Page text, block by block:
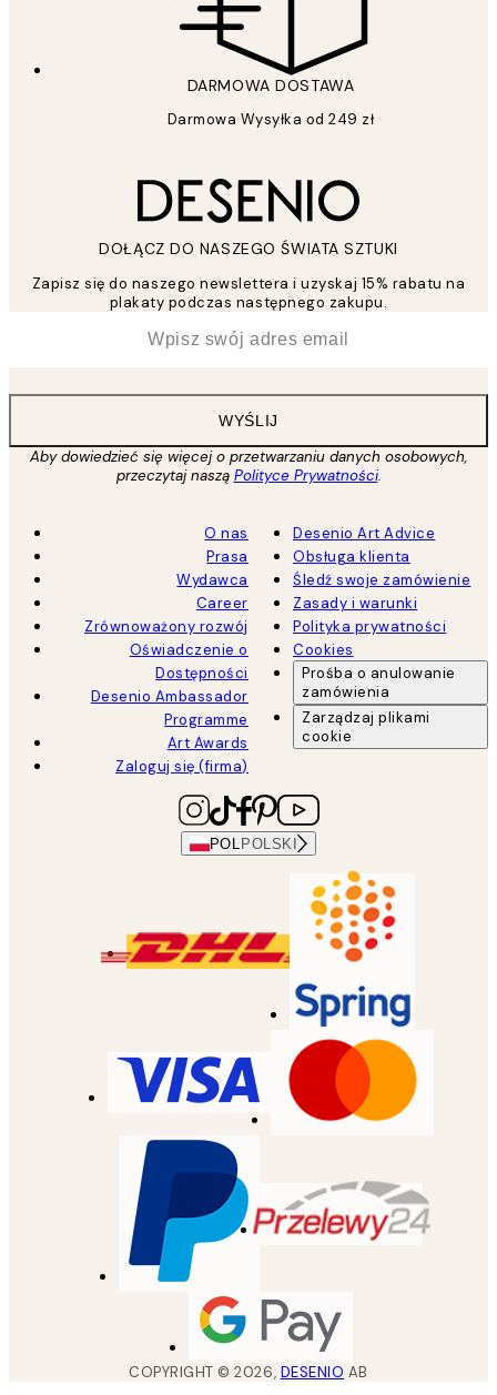
DARMOWA DOSTAWA
Darmowa Wysyłka od 249 zł
DOŁĄCZ DO NASZEGO ŚWIATA SZTUKI
Zapisz się do naszego newslettera i uzyskaj 15% rabatu na
plakaty podczas następnego zakupu.
WYŚLIJ
Aby dowiedzieć się więcej o przetwarzaniu danych osobowych,
przeczytaj naszą Polityce Prywatności.
O nas
Prasa
Wydawca
Career
Zrównoważony rozwój
Oświadczenie o
Dostępności
Desenio Ambassador
Programme
Art Awards
Zaloguj się (firma)
Desenio Art Advice
Obsługa klienta
Śledź swoje zamówienie
Zasady i warunki
Polityka prywatności
Cookies
Prośba o anulowanie
zamówienia
Zarządzaj plikami
cookie
POL POLSKI
COPYRIGHT ©2026, DESENIO AB